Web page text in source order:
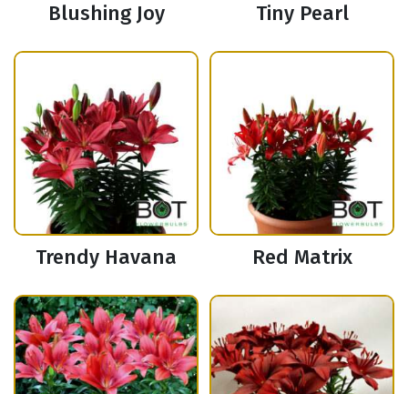
Blushing Joy Tiny Pearl
Trendy Havana Red Matrix